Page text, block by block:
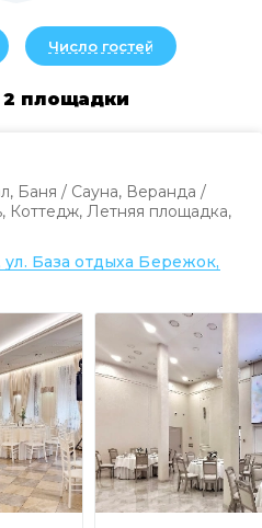
Число гостей
площадки
, Баня / Сауна, Веранда /
, Коттедж, Летняя площадка,
База отдыха Бережок,